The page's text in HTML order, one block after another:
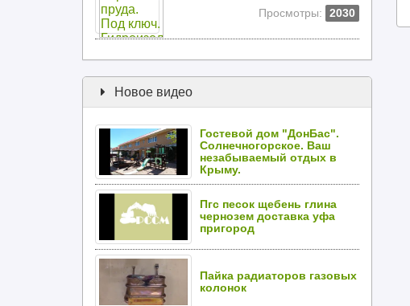
Просмотры:
2030
Новое видео
Гостевой дом "ДонБас".
Солнечногорское. Ваш
незабываемый отдых в
Крыму.
Пгс песок щебень глина
чернозем доставка уфа
пригород
Пайка радиаторов газовых
колонок